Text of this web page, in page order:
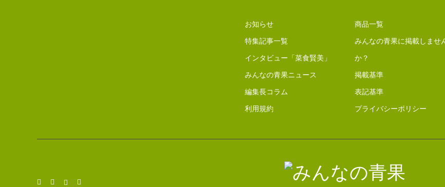
お知らせ
特集記事一覧
インタビュー「菜食賢美」
みんなの青果ニュース
編集長コラム
利用規約
商品一覧
みんなの青果に掲載しませ
か？
掲載基準
表記基準
プライバシーポリシー